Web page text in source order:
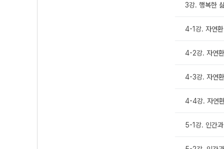
3강. 행복한
4-1강. 자연
4-2강. 자연
4-3강. 자연
4-4강. 자연
5-1강. 인간